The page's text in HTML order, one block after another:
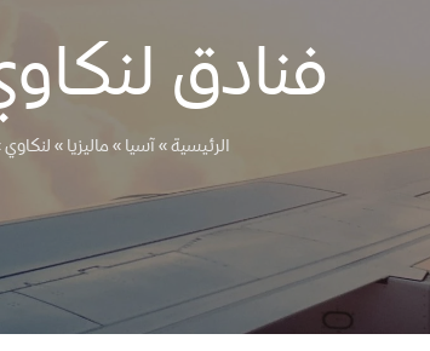
فنادق
الرئيسية»آسيا»ماليزيا»لنكاوي